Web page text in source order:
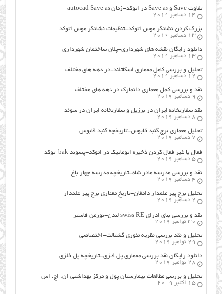
تفاوت Save و Save as در اتوکد-زمان autocad Save as
14 دسامبر 2019
بزرگ کردن نشانگر موس اتوکد-تنظیمات نشانگر موس اتوکد
13 دسامبر 2019
دانلود رایگان نقشه های شهرداری-پلان ساختمان شهرداری
13 دسامبر 2019
تحلیل و بررسی کامل معماری اسکاتلند-در دهه های مختلف
12 دسامبر 2019
نقد و بررسی کامل معماری دانمارک در دهه های مختلف
9 دسامبر 2019
نقد سفارتخانه ایران در برزیل و سفارتخانه ایران در سوئد
8 دسامبر 2019
تحلیل معماری برج گنبد قابوس-تاریخچه گنبد قابوس
7 دسامبر 2019
فعال یا غیر فعال کردن ذخیره اتوماتیک در اتوکد-پسوند bak اتوکد
5 دسامبر 2019
نقد و بررسی مدرسه مادر شاه-تاریخچه مدرسه چهار باغ
4 دسامبر 2019
تحلیل برج پیر علمدار دامغان-تاریخ معماری برج پیر علمدار
2 دسامبر 2019
نقد و بررسی بنای ادرای swiss RE لندن-نورمن فاستر
30 نوامبر 2019
تحلیل و نقد بررسی نظریه تئوری گشتالت-اختصاصی
29 نوامبر 2019
دانلود رایگان نقد بررسی معماری پل فلزی-تاریخچه پل فلزی
28 نوامبر 2019
تحلیل و بررسی مطالعات بیمارستان پول و مرکز بهداشتی ان. اچ. اس
15 اکتبر 2019